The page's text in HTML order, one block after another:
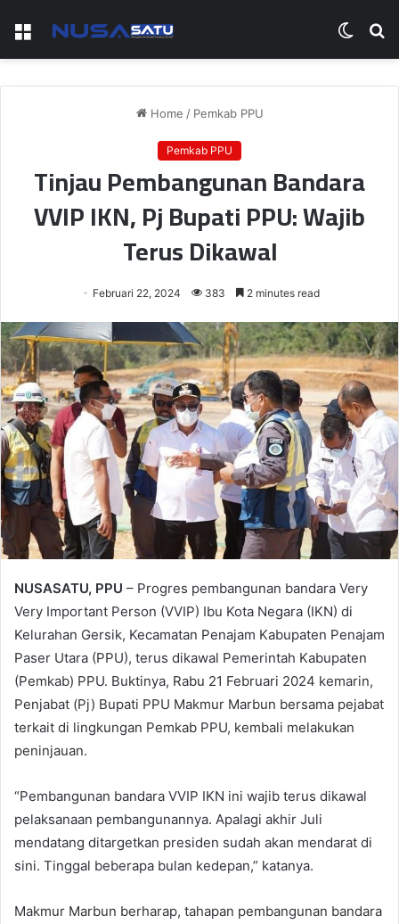
Menu
Switch
skin
Home / Pemkab PPU
Pemkab PPU
Tinjau Pembangunan Bandara
VVIP IKN, Pj Bupati PPU: Wajib
Terus Dikawal
Februari 22, 2024 383 2 minutes read
NUSASATU, PPU – Progres pembangunan bandara Very
Very Important Person (VVIP) Ibu Kota Negara (IKN) di
Kelurahan Gersik, Kecamatan Penajam Kabupaten Penajam
Paser Utara (PPU), terus dikawal Pemerintah Kabupaten
(Pemkab) PPU. Buktinya, Rabu 21 Februari 2024 kemarin,
Penjabat (Pj) Bupati PPU Makmur Marbun bersama pejabat
terkait di lingkungan Pemkab PPU, kembali melakukan
peninjauan.
“Pembangunan bandara VVIP IKN ini wajib terus dikawal
pelaksanaan pembangunannya. Apalagi akhir Juli
mendatang ditargetkan presiden sudah akan mendarat di
sini. Tinggal beberapa bulan kedepan,” katanya.
Makmur Marbun berharap, tahapan pembangunan bandara